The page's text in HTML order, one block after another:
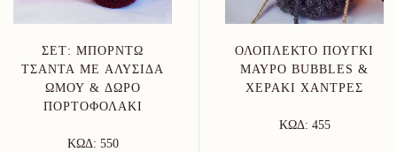
ΣΕΤ: ΜΠΟΡΝΤΏ
ΤΣΆΝΤΑ ΜΕ ΑΛΥΣΊΔΑ
ΏΜΟΥ & ΔΏΡΟ
ΠΟΡΤΟΦΟΛΆΚΙ
ΚΩΔ: 550
ΟΛΌΠΛΕΚΤΟ ΠΟΥΓΚΊ
ΜΑΎΡΟ BUBBLES &
ΧΕΡΆΚΙ ΧΆΝΤΡΕΣ
ΚΩΔ: 455